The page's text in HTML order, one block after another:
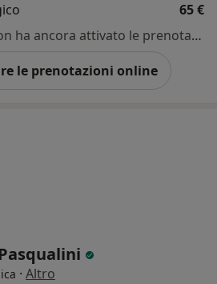
65 €
Questo dottore non ha ancora attivato le prenotazioni online presso questo indirizzo.
le prenotazioni online
· Altro